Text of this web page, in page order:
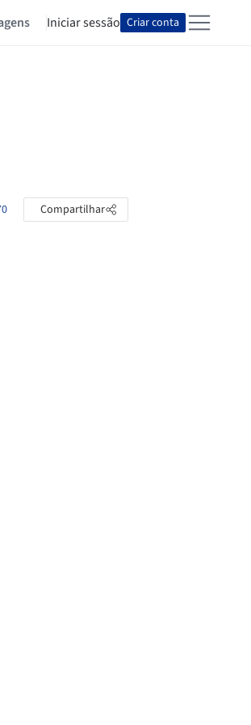
Iniciar sessão Criar conta
Compartilhar